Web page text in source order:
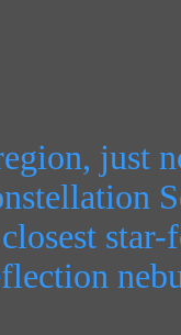
just